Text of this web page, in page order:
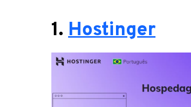
1. Hostinger